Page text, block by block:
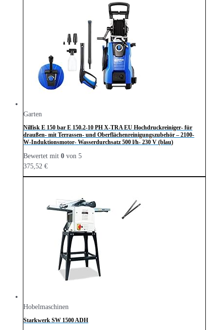
Garten
Nilfisk E 150 bar E 150.2-10 PH X-TRA EU Hochdruckreiniger- für
draußen- mit Terrassen- und Oberflächenreinigungszubehör – 2100-
W-Induktionsmotor- Wasserdurchsatz 500 l/h- 230 V (blau)
Bewertet mit0 von 5
375,52€
Hobelmaschinen
Starkwerk SW 1500 ADH